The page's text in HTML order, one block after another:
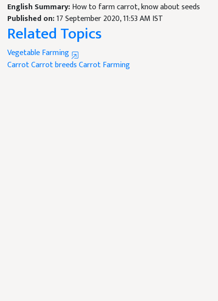
English Summary:How to farm carrot, know about seeds
Published on:17 September 2020, 11:53 AM IST
Related Topics
Vegetable Farming
CarrotCarrot breedsCarrot Farming